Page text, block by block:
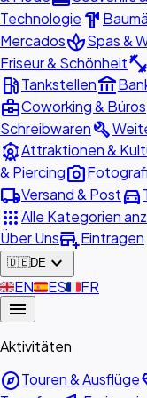
Technologie hardware
MercadosspaSpas &
Friseur & Schönheitfitness_center
local_gas_stationTankstellenaccount_balance
business_centerCoworking & Büros
Schreibwarenbuild
attractionsAttraktionen &
& Piercingphoto_camera
local_shippingVersand & Postdirections_car
appsAlle Kategorien
Über Unsadd_businessEintragen
🇩🇪DE expand_more
🇬🇧EN🇪🇸ES🇫🇷FR
menu
Aktivitäten
exploreTouren & Ausflüge